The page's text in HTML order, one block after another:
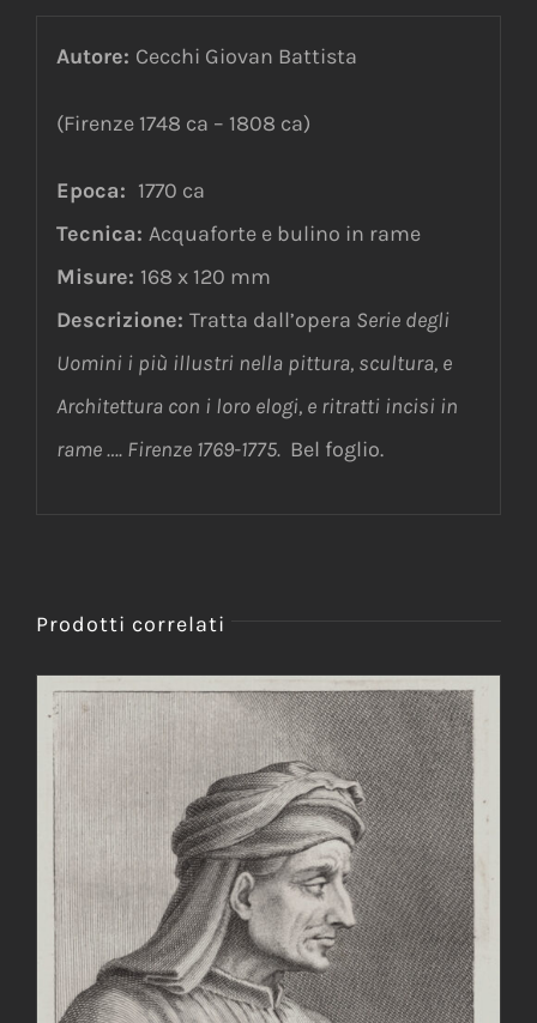
Autore: Cecchi Giovan Battista
(Firenze 1748 ca – 1808 ca)
Epoca: 1770 ca
Tecnica: Acquaforte e bulino in rame
Misure: 168 x 120 mm
Descrizione: Tratta dall’opera Serie degli
Uomini i più illustri nella pittura, scultura, e
Architettura con i loro elogi, e ritratti incisi in
rame …. Firenze 1769-1775. Bel foglio.
Prodotti correlati
AGGIUNGI AL CARRELLO / DETTAGLI